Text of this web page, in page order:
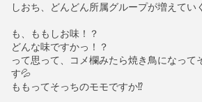
しおち、どんどん所属グループが増えてい
も、ももしお味！？
どんな味ですかっ！？
って思って、コメ欄みたら焼き鳥になって
す💦
ももってそっちのモモですか⁉️